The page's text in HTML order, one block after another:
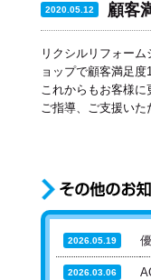
2020.05.12 顧客
リクシルリフォー
ョップで顧客満足度
これからもお客様に
ご指導、ご支援いた
2026.05.19
2026.03.06